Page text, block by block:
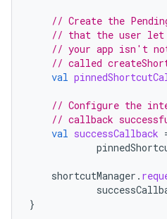
// Create the
// that the user let
// your app isn't
// called
val
// Configure the
// callback
val successCallback
shortcutManager .
}